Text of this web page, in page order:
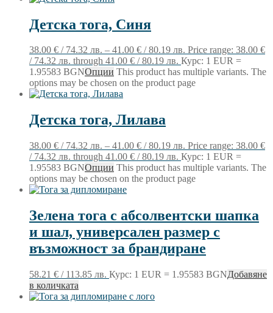
Детска тога, Синя
38.00 € / 74.32 лв. – 41.00 € / 80.19 лв. Price range: 38.00 €
/ 74.32 лв. through 41.00 € / 80.19 лв. Курс: 1 EUR =
1.95583 BGNОпции This product has multiple variants. The
options may be chosen on the product page
Детска тога, Лилава
38.00 € / 74.32 лв. – 41.00 € / 80.19 лв. Price range: 38.00 €
/ 74.32 лв. through 41.00 € / 80.19 лв. Курс: 1 EUR =
1.95583 BGNОпции This product has multiple variants. The
options may be chosen on the product page
Зелена тога с абсолвентски шапка
и шал, универсален размер с
възможност за брандиране
58.21 € / 113.85 лв. Курс: 1 EUR = 1.95583 BGNДобавяне
в количката